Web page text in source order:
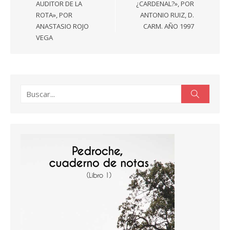
AUDITOR DE LA
ROTA», POR
ANASTASIO ROJO
VEGA
¿CARDENAL?», POR
ANTONIO RUIZ, D.
CARM. AÑO 1997
Buscar: